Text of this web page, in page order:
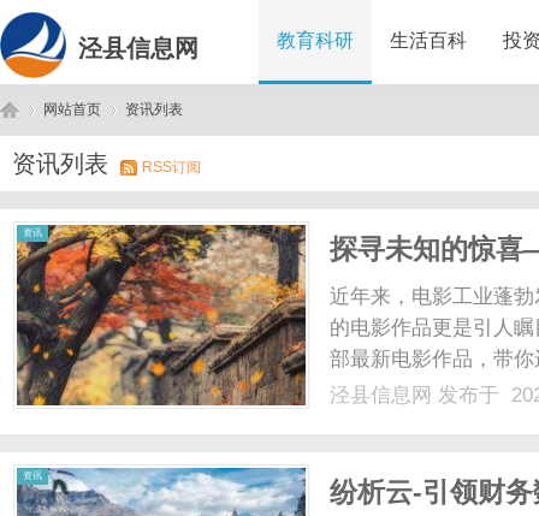
泾县信息网 教育科研 生活百科 投
泾 ›
网站首页
›
资讯列表
资讯列表 RSS订阅
资讯
探寻未知的惊
近年来，电影工业蓬
的电影作品更是引人
部最新电影作品，带
科幻惊悚片《未知星
泾县信息网 发布于
资讯
纷析云-引领财